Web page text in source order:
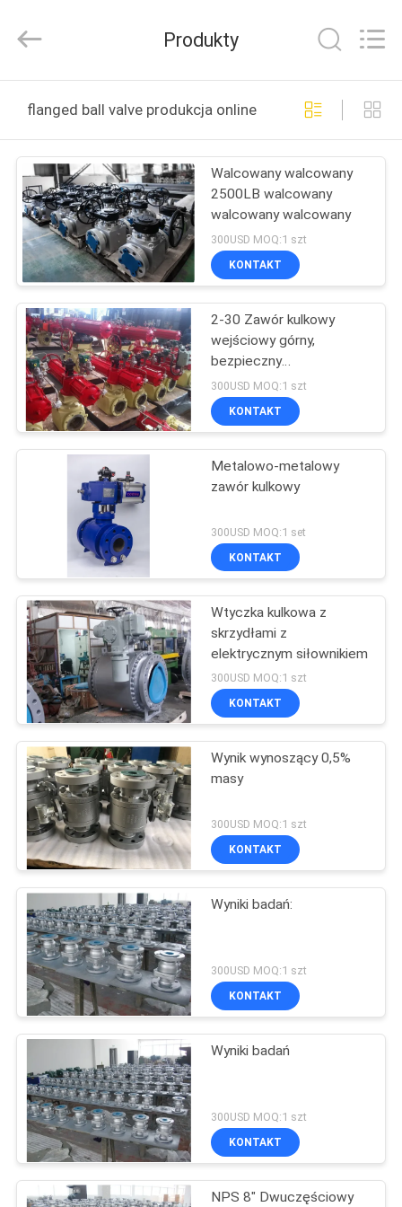
DO
DOMU
PRODUKTY
NAS
WYCIECZKA
PO
FABRYCE
KONTROLA
JAKOŚCI
SKONTAKTUJ
NAMI
NOWOŚCI
POPROŚ
WYCENĘ
SITEMAP
PRIVACY
POLICY
group.
Produkty
flanged ball valve produkcja online
Walcowany walcowany
2500LB walcowany
walcowany walcowany
300USD MOQ:1 szt
KONTAKT
2-30 Zawór kulkowy
wejściowy górny,
bezpieczny
przeciwpożarowy,
antystatyczny, zawór
kulkowy górny z
300USD MOQ:1 szt
KONTAKT
Metalowo-metalowy
zawór kulkowy
300USD MOQ:1 set
KONTAKT
Wtyczka kulkowa z
skrzydłami z
elektrycznym siłownikiem
300USD MOQ:1 szt
KONTAKT
Wynik wynoszący 0,5%
masy
300USD MOQ:1 szt
KONTAKT
Wyniki badań:
300USD MOQ:1 szt
KONTAKT
Wyniki badań
300USD MOQ:1 szt
KONTAKT
NPS 8" Dwuczęściowy